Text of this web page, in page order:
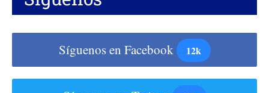
Síguenos en Facebook 12k